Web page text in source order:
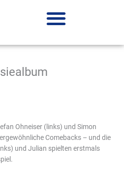
Ohneiser (links) und Simon
Comebacks – und die
und Julian spielten erstmals